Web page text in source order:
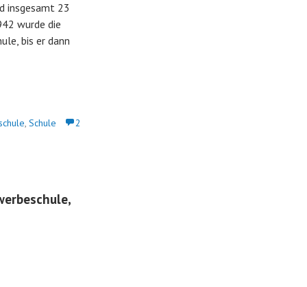
insgesamt 23
wurde die
bis er dann
, Schule
2